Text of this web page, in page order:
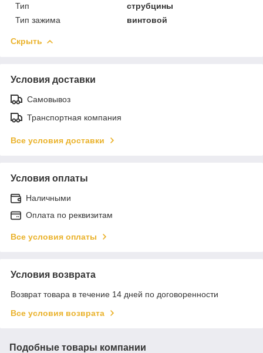
Тип
струбцины
Тип зажима
винтовой
Скрыть
Условия доставки
Самовывоз
Транспортная компания
Все условия доставки
Условия оплаты
Наличными
Оплата по реквизитам
Все условия оплаты
Условия возврата
Возврат товара в течение 14 дней по договоренности
Все условия возврата
Подобные товары компании